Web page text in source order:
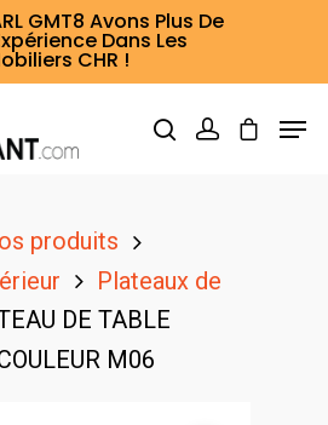
GMT8 Avons Plus De
Dans Les
CHR !
or ESC to close
produits
Plateaux de
DE TABLE
M06